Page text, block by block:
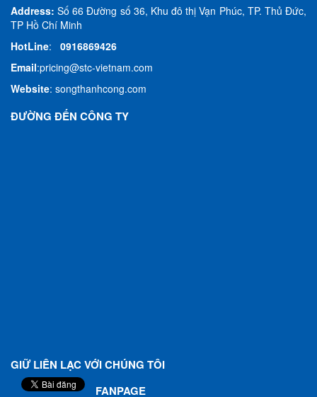
Address:Số 66 Đường số 36, Khu đô thị Vạn Phúc, TP. Thủ Đức,
TP Hồ Chí Minh
HotLine: 0916869426
Email:pricing@stc-vietnam.com
Website: songthanhcong.com
ĐƯỜNG ĐẾN CÔNG TY
GIỮ LIÊN LẠC VỚI CHÚNG TÔI
FANPAGE